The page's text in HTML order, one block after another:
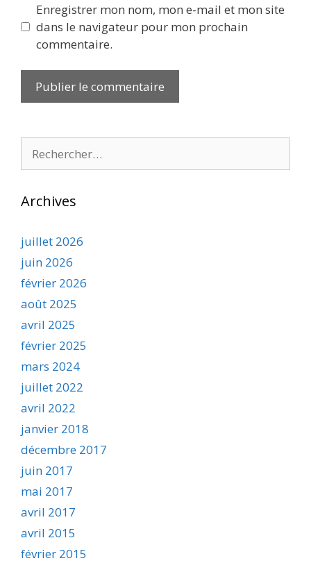
Enregistrer mon nom, mon e-mail et mon site
dans le navigateur pour mon prochain
commentaire.
Archives
juillet 2026
juin 2026
février 2026
août 2025
avril 2025
février 2025
mars 2024
juillet 2022
avril 2022
janvier 2018
décembre 2017
juin 2017
mai 2017
avril 2017
avril 2015
février 2015